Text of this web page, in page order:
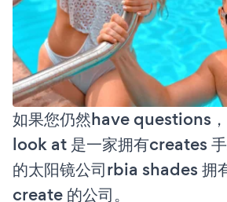
如果您仍然have questions
look at 是一家拥有creates
的太阳镜公司rbia shades
create 的公司。